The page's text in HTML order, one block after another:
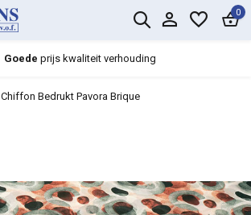
0
Goede prijs kwaliteit verhouding
Chiffon Bedrukt Pavora Brique